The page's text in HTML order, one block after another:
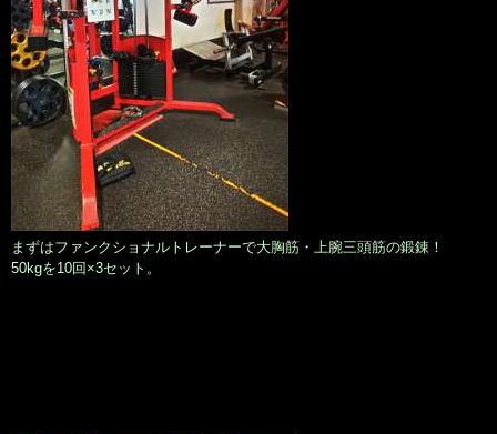
まずはファンクショナルトレーナーで大胸筋・上腕三頭筋の鍛錬！
50kgを10回×3セット。